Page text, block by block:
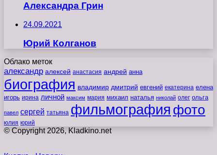
Александра Грин
24.09.2021
Юрий Колганов
Облако меток
александр алексей анастасия андрей анна
биография владимир дмитрий евгений екатерина елена
игорь ирина личной максим мария михаил наталья николай олег ольга
павел сергей татьяна фильмография фото
юлия юрий
© Copyright 2026, Kladkino.net